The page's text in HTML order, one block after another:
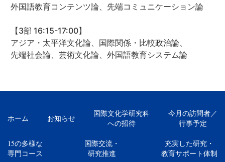
外国語教育コンテンツ論、先端コミュニケーション論
【3部 16:15-17:00】
アジア・太平洋文化論、国際関係・比較政治論、
先端社会論、芸術文化論、外国語教育システム論
ホーム お知らせ
国際文化学研究科
への招待
今月の訪問者／
行事予定
15の多様な
専門コース
国際交流・
研究推進
充実した研究・
教育サポート体制